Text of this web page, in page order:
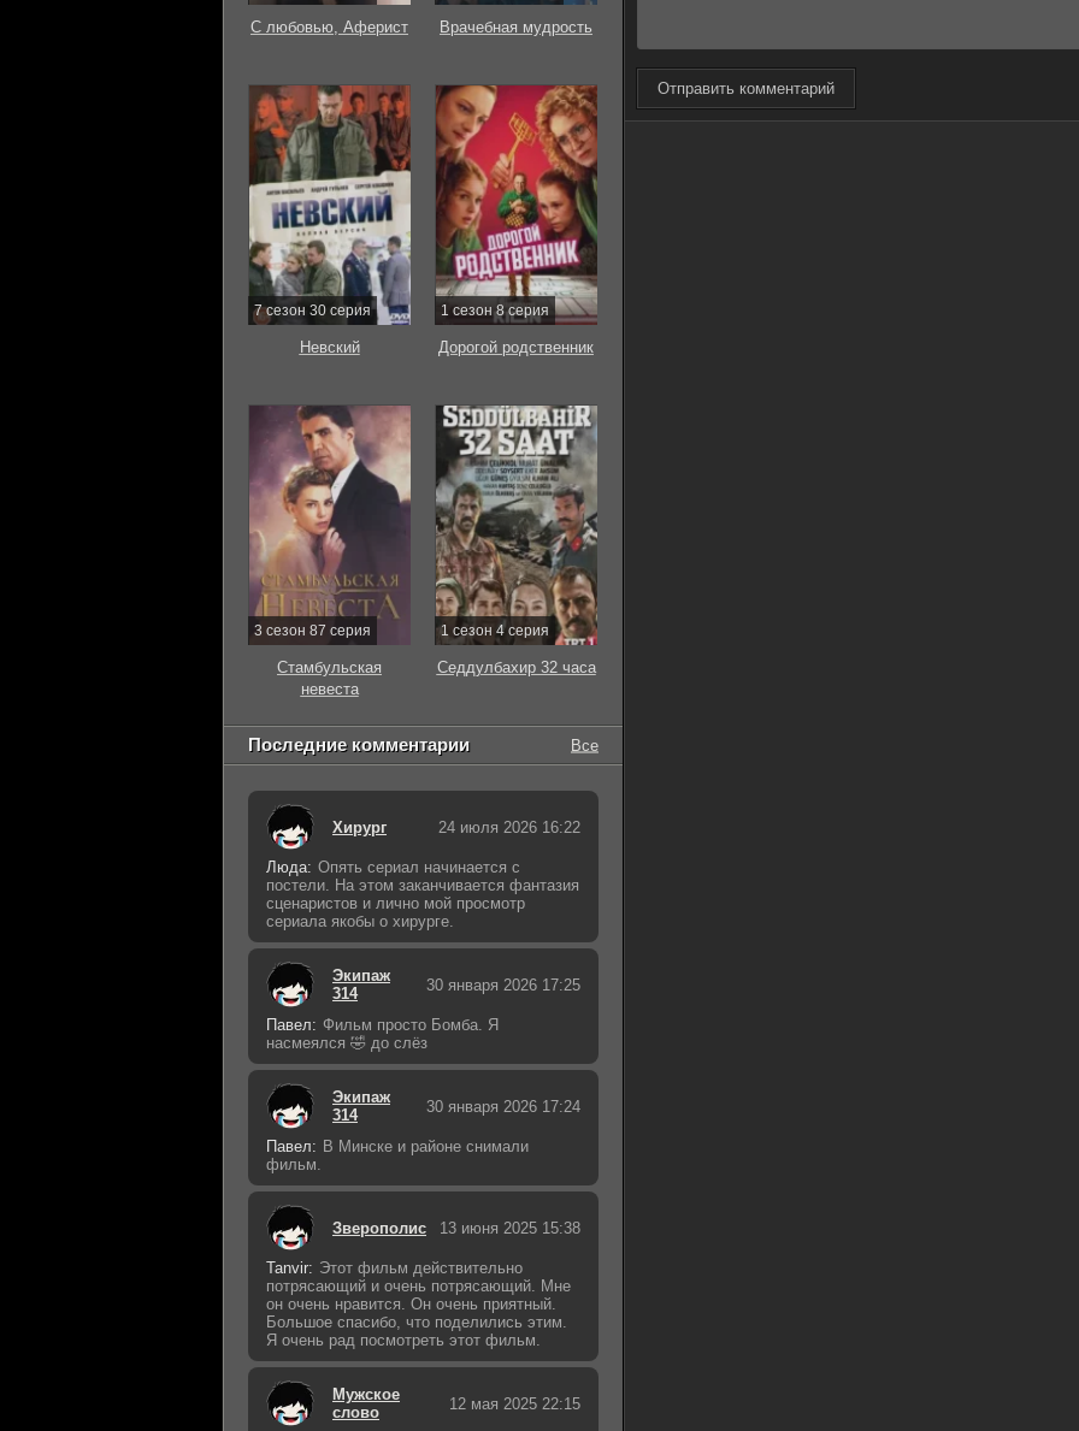
Отправить комментарий
С любовью, Аферист Врачебная мудрость
7 сезон 30 серия
Невский
1 сезон 8 серия
Дорогой родственник
3 сезон 87 серия
Стамбульская
невеста
1 сезон 4 серия
Седдулбахир 32 часа
Последние комментарии Все
Хирург 24 июля 2026 16:22
Люда: Опять сериал начинается с
постели. На этом заканчивается фантазия
сценаристов и лично мой просмотр
сериала якобы о хирурге.
Экипаж
314
30 января 2026 17:25
Павел: Фильм просто Бомба. Я
насмеялся 🤣 до слёз
Экипаж
314
30 января 2026 17:24
Павел: В Минске и районе снимали
фильм.
Зверополис 13 июня 2025 15:38
Tanvir: Этот фильм действительно
потрясающий и очень потрясающий. Мне
он очень нравится. Он очень приятный.
Большое спасибо, что поделились этим.
Я очень рад посмотреть этот фильм.
Мужское
слово
12 мая 2025 22:15